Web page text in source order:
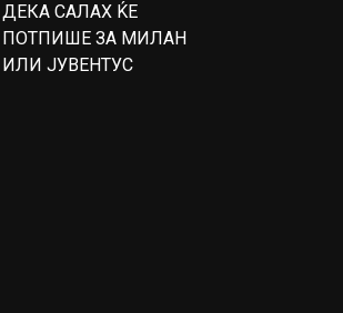
ДЕКА САЛАХ ЌЕ
ПОТПИШЕ ЗА МИЛАН
ИЛИ ЈУВЕНТУС